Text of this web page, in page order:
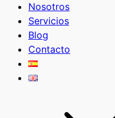
Nosotros
Servicios
Blog
Contacto